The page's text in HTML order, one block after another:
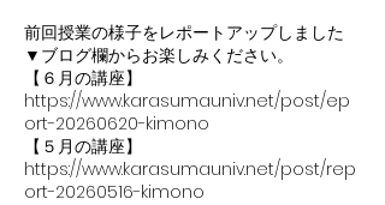
前回授業の様子をレポートアップしました
▼ブログ欄からお楽しみください。
【６月の講座】
https://www.karasumauniv.net/post/ep
ort-20260620-kimono
【５月の講座】
https://www.karasumauniv.net/post/rep
ort-20260516-kimono